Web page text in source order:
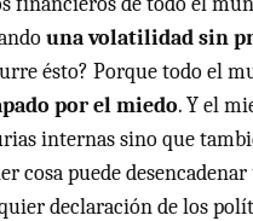
una volatilidad sin
ésto? Porque todo el
por el miedo. Y el
internas sino que
cosa puede
declaración de los